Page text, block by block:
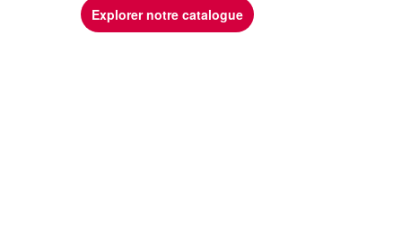
Explorer notre catalogue